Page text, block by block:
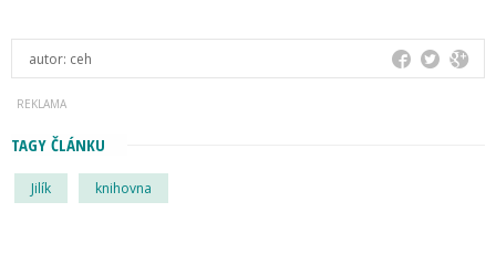
autor: ceh
TAGY ČLÁNKU
Jilík knihovna